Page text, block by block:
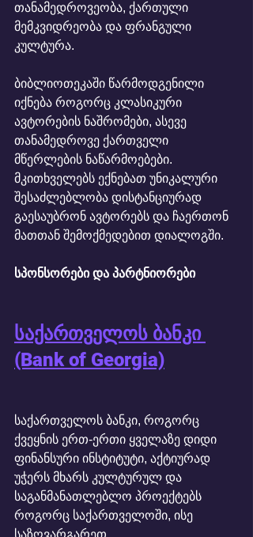
თანამედროვეობა, ქართული
მემკვიდრეობა და ფრანგული
კულტურა.
ბიბლიოთეკაში წარმოდგენილი
იქნება როგორც კლასიკური
ავტორების ნაშრომები, ასევე
თანამედროვე ქართველი
მწერლების ნაწარმოებები.
მკითხველებს ექნებათ უნიკალური
შესაძლებლობა დისტანციურად
გაესაუბრონ ავტორებს და ჩაერთონ
მათთან შემოქმედებით დიალოგში.
სპონსორები და პარტნიორები
საქართველოს ბანკი
(Bank of Georgia)
საქართველოს ბანკი, როგორც
ქვეყნის ერთ-ერთი ყველაზე დიდი
ფინანსური ინსტიტუტი, აქტიურად
უჭერს მხარს კულტურულ და
საგანმანათლებლო პროექტებს
როგორც საქართველოში, ისე
საზღვარგარეთ.